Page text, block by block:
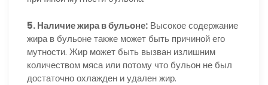
5. Наличие жира в бульоне: Высокое содержание
жира в бульоне также может быть причиной его
мутности. Жир может быть вызван излишним
количеством мяса или потому что бульон не был
достаточно охлажден и удален жир.